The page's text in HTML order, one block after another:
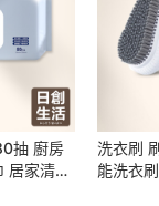
抽 廚房
居家清潔
洗衣刷
能洗衣